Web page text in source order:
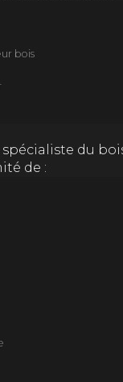
bois
du
de :